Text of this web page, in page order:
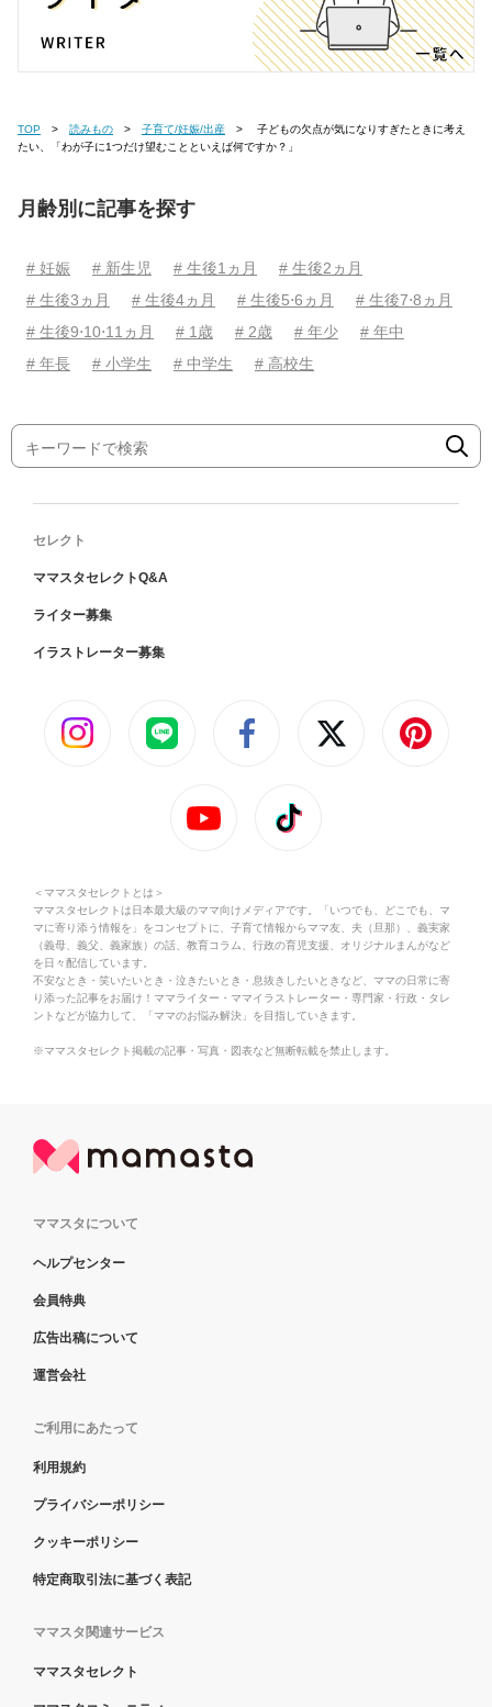
TOP 読みもの 子育て/妊娠/出産
たい、「わが子に1つだけ望むことといえば何ですか？」
月齢別に記事を探す
# 妊娠 # 新生児 # 生後1ヵ月
# 生後2ヵ月
# 生後3ヵ月
# 生後4ヵ月 # 生後5⋅6ヵ月
# 生後7⋅8ヵ月
# 生後9⋅10⋅11ヵ月
# 1歳 # 2歳 # 年少
# 年中
# 年長
# 小学生 # 中学生 # 高校生
セレクト
ママスタセレクトQ&A
ライター募集
イラストレーター募集
＜ママスタセレクトとは＞
ママスタセレクトは日本最大級のママ向けメディアです。「いつでも、どこでも、マ
マに寄り添う情報を」をコンセプトに、子育て情報からママ友、夫（旦那）、義実家
（義母、義父、義家族）の話、教育コラム、行政の育児支援、オリジナルまんがなど
を日々配信しています。
不安なとき・笑いたいとき・泣きたいとき・息抜きしたいときなど、ママの日常に寄
り添った記事をお届け！ママライター・ママイラストレーター・専門家・行政・タレ
ントなどが協力して、「ママのお悩み解決」を目指していきます。
※ママスタセレクト掲載の記事・写真・図表など無断転載を禁止します。
ママスタについて
ヘルプセンター
会員特典
広告出稿について
運営会社
ご利用にあたって
利用規約
プライバシーポリシー
クッキーポリシー
特定商取引法に基づく表記
ママスタ関連サービス
ママスタセレクト